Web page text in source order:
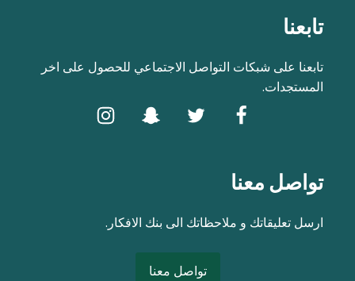
تابعنا
تابعنا على شبكات التواصل الاجتماعي للحصول على اخر
المستجدات.
تواصل معنا
ارسل تعليقاتك و ملاحظاتك الى بنك الافكار.
تواصل معنا